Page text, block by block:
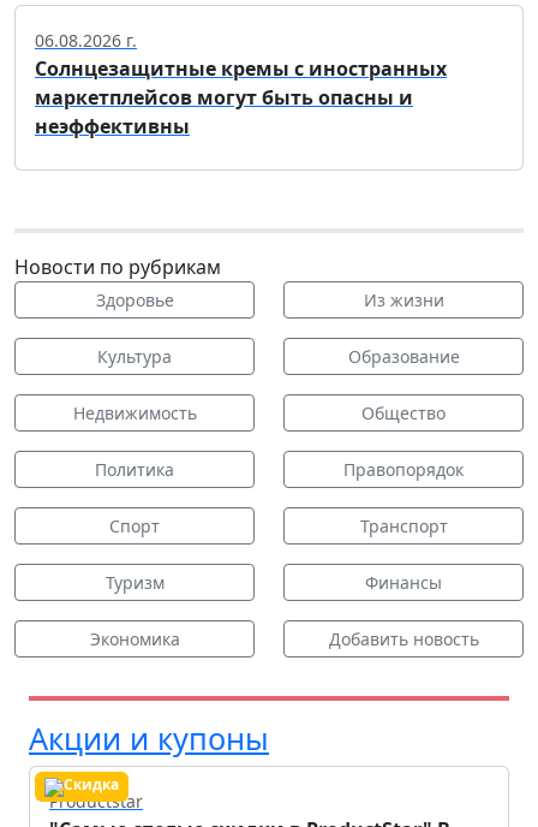
06.08.2026 г.
Солнцезащитные кремы с иностранных
маркетплейсов могут быть опасны и
неэффективны
Новости по рубрикам
Здоровье Из жизни
Культура Образование
Недвижимость Общество
Политика Правопорядок
Спорт Транспорт
Туризм Финансы
Экономика Добавить новость
Акции и купоны
Productstar